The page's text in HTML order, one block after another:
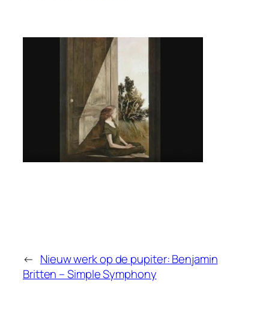
← Nieuw werk op de pupiter: Benjamin
Britten – Simple Symphony